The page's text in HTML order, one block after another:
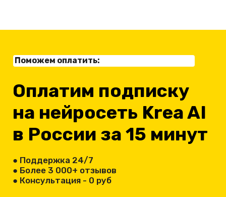
Оплатим подписку
на нейросеть Krea AI
в России за 15 минут
● Поддержка 24/7
● Более 3 000+ отзывов
● Консультация - 0 руб
Поможем оплатить: